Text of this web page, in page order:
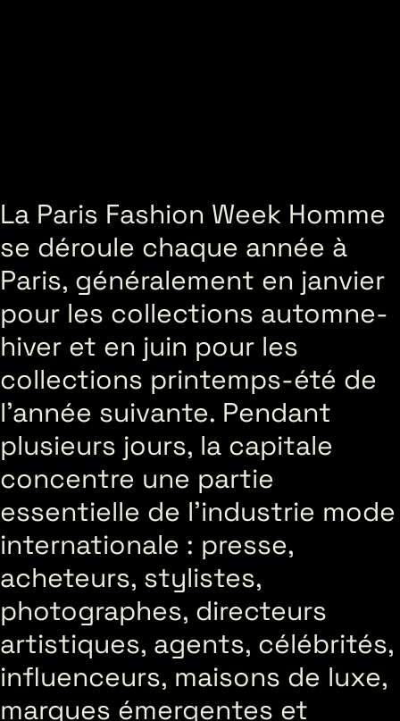
La Paris Fashion Week Homme
se déroule chaque année à
Paris, généralement en janvier
pour les collections automne-
hiver et en juin pour les
collections printemps-été de
l’année suivante. Pendant
plusieurs jours, la capitale
concentre une partie
essentielle de l’industrie mode
internationale : presse,
acheteurs, stylistes,
photographes, directeurs
artistiques, agents, célébrités,
influenceurs, maisons de luxe,
marques émergentes et